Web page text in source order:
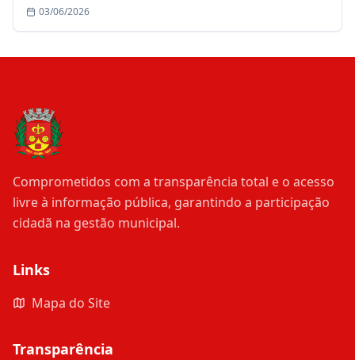
03/06/2026
Comprometidos com a transparência total e o acesso
livre à informação pública, garantindo a participação
cidadã na gestão municipal.
Links
Mapa do Site
Transparência